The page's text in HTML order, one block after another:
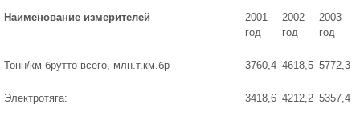
Наименование измерителей
2001
год
2002
год
2003
год
Тонн/км брутто всего, млн.т.км.бр 3760,4 4618,5 5772,3
Электротяга: 3418,6 4212,2 5357,4